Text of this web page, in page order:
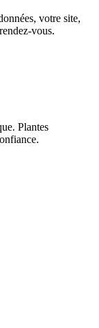
votre site,
vous.
Plantes